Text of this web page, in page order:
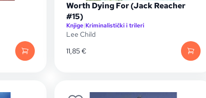
Worth Dying For (Jack Reacher
#15)
Knjige|Kriminalistički i trileri
Lee Child
11,85€